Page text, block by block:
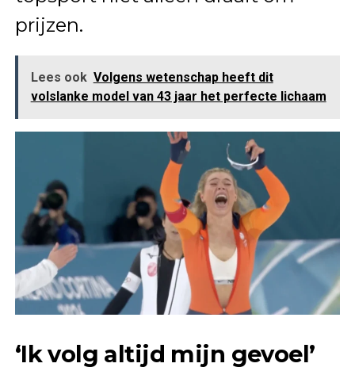
prijzen.
Lees ook Volgens wetenschap heeft dit
volslanke model van 43 jaar het perfecte lichaam
‘Ik volg altijd mijn gevoel’